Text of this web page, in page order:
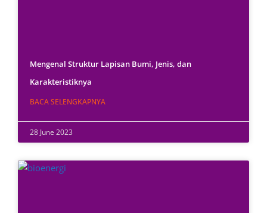
Mengenal Struktur Lapisan Bumi, Jenis, dan
Karakteristiknya
BACA SELENGKAPNYA
28 June 2023